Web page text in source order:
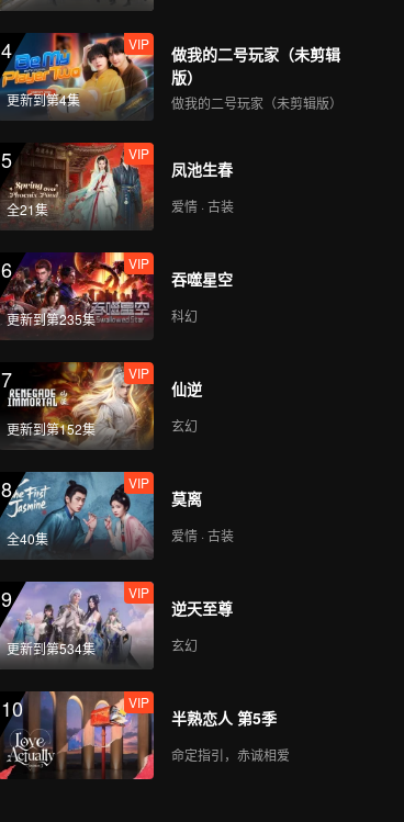
4
更新到第4集
VIP
做我的二号玩家（未剪辑
版）
做我的二号玩家（未剪辑版）
5
全21集
VIP
凤池生春
爱情 · 古装
6
更新到第235集
VIP
吞噬星空
科幻
7
更新到第152集
VIP
仙逆
玄幻
8
全40集
VIP
莫离
爱情 · 古装
9
更新到第534集
VIP
逆天至尊
玄幻
10 VIP
半熟恋人 第5季
命定指引，赤诚相爱